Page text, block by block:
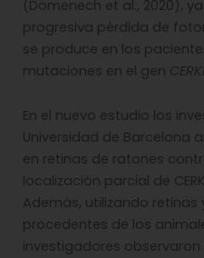
(Domenech et al., 2020),
progresiva pérdida de
se produce en los
mutaciones en el gen
En el nuevo estudio los
Universidad de Barcelona
en retinas de ratones
localización parcial de
Además, utilizando retinas
procedentes de los
investigadores observaron